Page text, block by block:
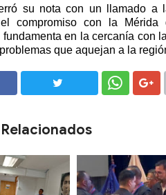
su nota con un llamado a
compromiso con la Mérida
fundamenta en la cercanía con
que aquejan a la